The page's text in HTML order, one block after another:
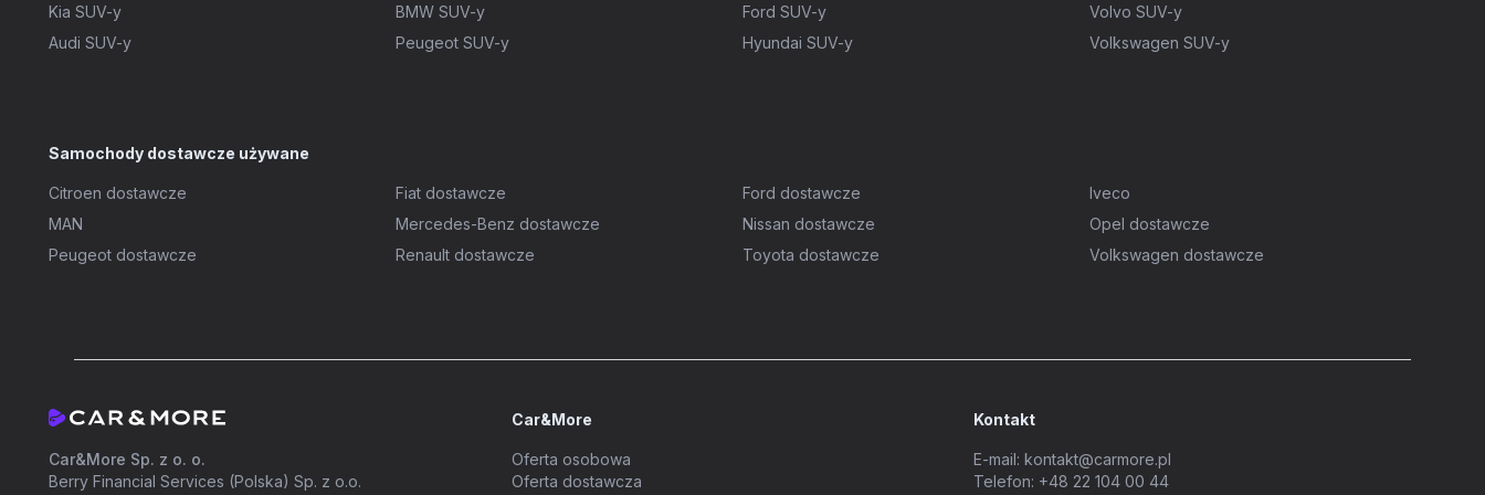
Kia SUV-y
BMW SUV-y Ford SUV-y
Volvo SUV-y
Audi SUV-y
Peugeot SUV-y Hyundai SUV-y Volkswagen SUV-y
Samochody dostawcze używane
Citroen dostawcze Fiat dostawcze Ford dostawcze
Iveco
MAN
Mercedes-Benz dostawcze Nissan dostawcze
Opel dostawcze
Peugeot dostawcze
Renault dostawcze Toyota dostawcze Volkswagen dostawcze
Car&More Sp. z o. o.
Berry Financial Services (Polska) Sp. z o.o.
Car&More
Oferta osobowa
Oferta dostawcza
Kontakt
E-mail: kontakt@carmore.pl
Telefon: +48 22 104 00 44